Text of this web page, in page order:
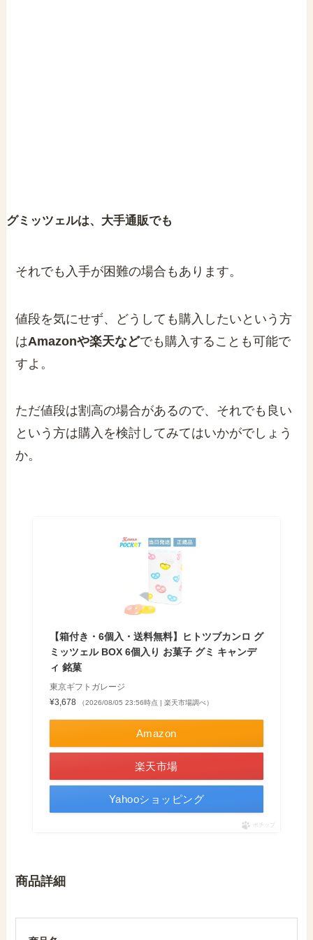
グミッツェルは、大手通販でも
それでも入手が困難の場合もあります。
値段を気にせず、どうしても購入したいという方
はAmazonや楽天などでも購入することも可能で
すよ。
ただ値段は割高の場合があるので、それでも良い
という方は購入を検討してみてはいかがでしょう
か。
【箱付き・6個入・送料無料】ヒトツブカンロ グ
ミッツェル BOX 6個入り お菓子 グミ キャンデ
ィ 銘菓
東京ギフトガレージ
¥3,678
（2026/08/05 23:56時点 | 楽天市場調べ）
Amazon
楽天市場
Yahooショッピング
ポチップ
商品詳細